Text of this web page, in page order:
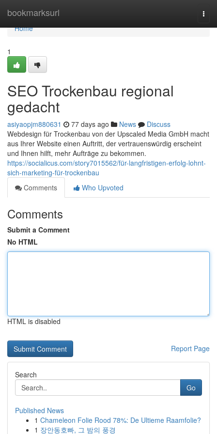
bookmarksurl
Home
Home
1
SEO Trockenbau regional
gedacht
asiyaopjm880631 77 days ago News
Discuss
Webdesign für Trockenbau von der Upscaled Media GmbH macht
aus Ihrer Website einen Auftritt, der vertrauenswürdig erscheint
und Ihnen hilft, mehr Aufträge zu bekommen.
https://socialicus.com/story7015562/für-langfristigen-erfolg-lohnt-
sich-marketing-für-trockenbau
Comments
Who Upvoted
Comments
Submit a Comment
No HTML
HTML is disabled
Report Page
Search
Go
Published News
1 Chameleon Folie Rood 78%: De Ultieme Raamfolie?
1 장안동호빠, 그 밤의 풍경